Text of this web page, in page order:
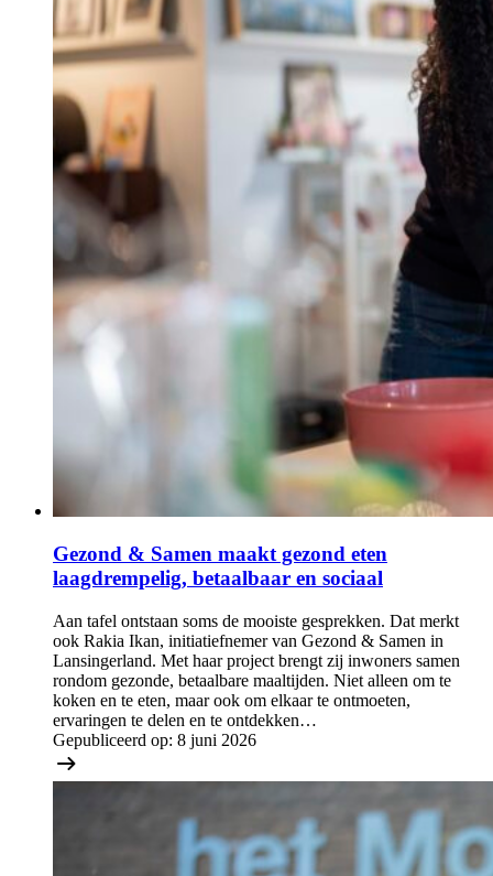
Gezond & Samen maakt gezond eten
laagdrempelig, betaalbaar en sociaal
Aan tafel ontstaan soms de mooiste gesprekken. Dat merkt
ook Rakia Ikan, initiatiefnemer van Gezond & Samen in
Lansingerland. Met haar project brengt zij inwoners samen
rondom gezonde, betaalbare maaltijden. Niet alleen om te
koken en te eten, maar ook om elkaar te ontmoeten,
ervaringen te delen en te ontdekken…
Gepubliceerd op: 8 juni 2026